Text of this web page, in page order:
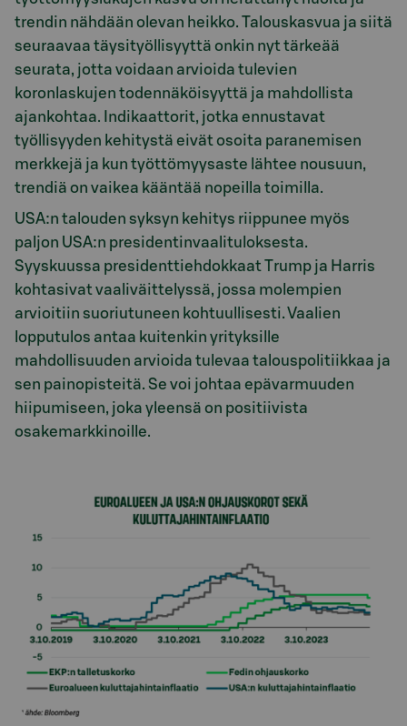
trendin nähdään olevan heikko. Talouskasvua ja siitä
seuraavaa täysityöllisyyttä onkin nyt tärkeää
seurata, jotta voidaan arvioida tulevien
koronlaskujen todennäköisyyttä ja mahdollista
ajankohtaa. Indikaattorit, jotka ennustavat
työllisyyden kehitystä eivät osoita paranemisen
merkkejä ja kun työttömyysaste lähtee nousuun,
trendiä on vaikea kääntää nopeilla toimilla.
USA:n talouden syksyn kehitys riippunee myös
paljon USA:n presidentinvaalituloksesta.
Syyskuussa presidenttiehdokkaat Trump ja Harris
kohtasivat vaaliväittelyssä, jossa molempien
arvioitiin suoriutuneen kohtuullisesti. Vaalien
lopputulos antaa kuitenkin yrityksille
mahdollisuuden arvioida tulevaa talouspolitiikkaa ja
sen painopisteitä. Se voi johtaa epävarmuuden
hiipumiseen, joka yleensä on positiivista
osakemarkkinoille.